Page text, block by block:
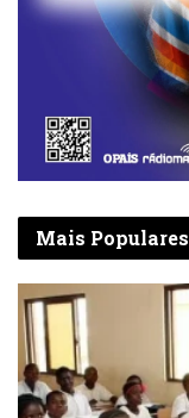
Mais Populares